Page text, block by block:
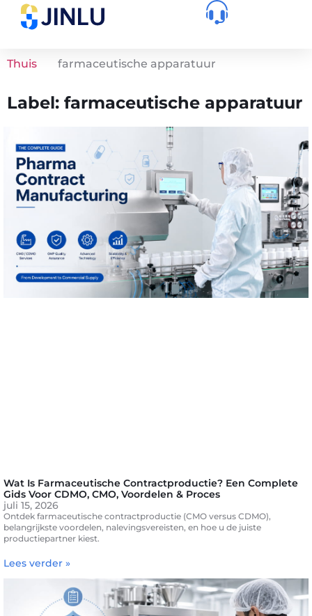
Thuis farmaceutische apparatuur
Label: farmaceutische apparatuur
Wat Is Farmaceutische Contractproductie? Een Complete
Gids Voor CDMO, CMO, Voordelen & Proces
juli 15, 2026
Ontdek farmaceutische contractproductie (CMO versus CDMO),
belangrijkste voordelen, nalevingsvereisten, en hoe u de juiste
productiepartner kiest.
Lees verder »